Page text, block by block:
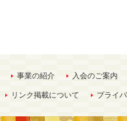
事業の紹介 入会のご案内
リンク掲載について プライ